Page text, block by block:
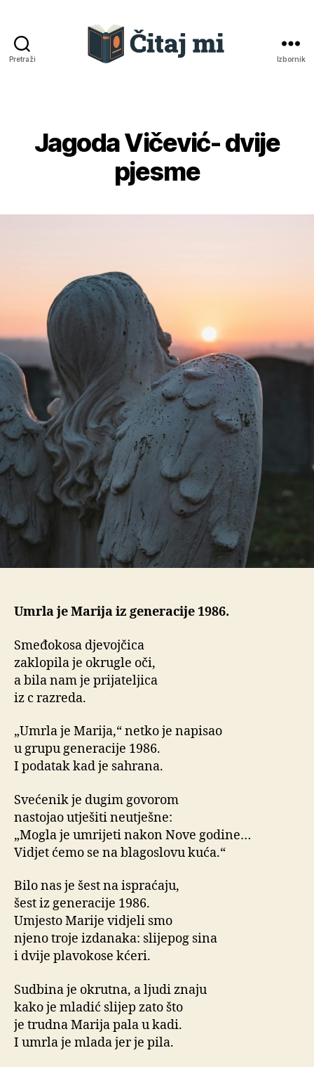
Pretraži Izbornik
Kategorije
Jagoda Vičević- dvije
pjesme
Umrla je Marija iz generacije 1986.
Smeđokosa djevojčica
zaklopila je okrugle oči,
a bila nam je prijateljica
iz c razreda.
„Umrla je Marija,“ netko je napisao
u grupu generacije 1986.
I podatak kad je sahrana.
Svećenik je dugim govorom
nastojao utješiti neutješne:
„Mogla je umrijeti nakon Nove godine…
Vidjet ćemo se na blagoslovu kuća.“
Bilo nas je šest na ispraćaju,
šest iz generacije 1986.
Umjesto Marije vidjeli smo
njeno troje izdanaka: slijepog sina
i dvije plavokose kćeri.
Sudbina je okrutna, a ljudi znaju
kako je mladić slijep zato što
je trudna Marija pala u kadi.
I umrla je mlada jer je pila.